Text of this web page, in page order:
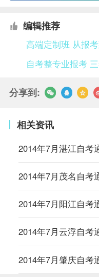
编辑推荐
高端定制班 从报
自考整专业报考
分享到:
相关资讯
2014年7月湛江自考
2014年7月茂名自考
2014年7月阳江自考
2014年7月云浮自考
2014年7月肇庆自考